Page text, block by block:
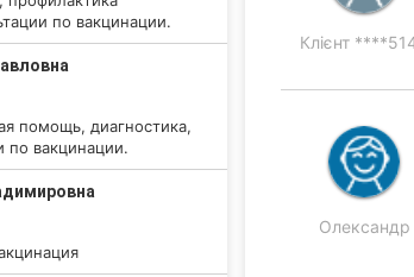
по вакцинации.
помощь, диагностика,
по вакцинации.
Клієнт
Олександр